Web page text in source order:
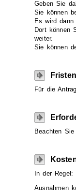
Geben Sie
Sie können
Es wird
Dort können
weiter.
Sie können
Fristen
Für die
Beachten
In der Regel:
Ausnahmen